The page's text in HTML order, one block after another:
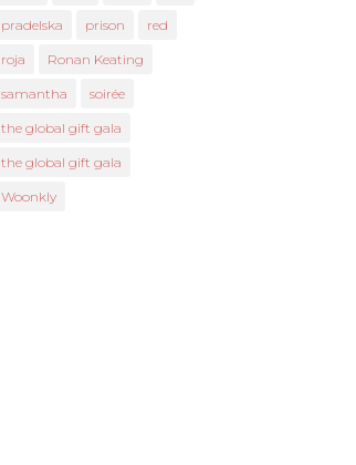
pradelska prison red
roja Ronan Keating
samantha soirée
the global gift gala
the global gift gala
Woonkly